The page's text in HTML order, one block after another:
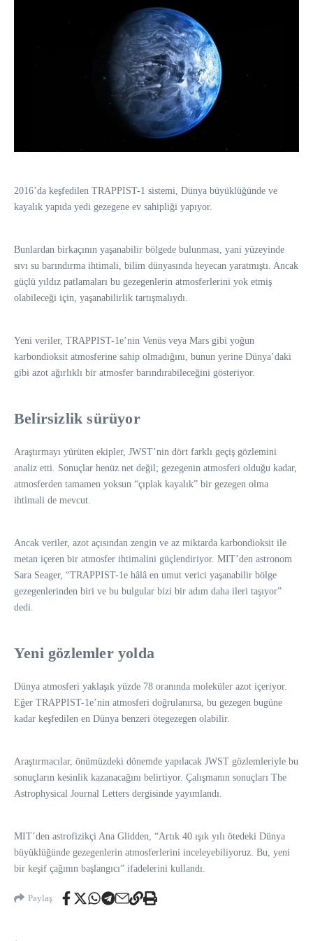
2016’da keşfedilen TRAPPIST-1 sistemi, Dünya büyüklüğünde ve
kayalık yapıda yedi gezegene ev sahipliği yapıyor.
Bunlardan birkaçının yaşanabilir bölgede bulunması, yani yüzeyinde
sıvı su barındırma ihtimali, bilim dünyasında heyecan yaratmıştı. Ancak
güçlü yıldız patlamaları bu gezegenlerin atmosferlerini yok etmiş
olabileceği için, yaşanabilirlik tartışmalıydı.
Yeni veriler, TRAPPIST-1e’nin Venüs veya Mars gibi yoğun
karbondioksit atmosferine sahip olmadığını, bunun yerine Dünya’daki
gibi azot ağırlıklı bir atmosfer barındırabileceğini gösteriyor.
Belirsizlik sürüyor
Araştırmayı yürüten ekipler, JWST’nin dört farklı geçiş gözlemini
analiz etti. Sonuçlar henüz net değil; gezegenin atmosferi olduğu kadar,
atmosferden tamamen yoksun “çıplak kayalık” bir gezegen olma
ihtimali de mevcut.
Ancak veriler, azot açısından zengin ve az miktarda karbondioksit ile
metan içeren bir atmosfer ihtimalini güçlendiriyor. MIT’den astronom
Sara Seager, “TRAPPIST-1e hâlâ en umut verici yaşanabilir bölge
gezegenlerinden biri ve bu bulgular bizi bir adım daha ileri taşıyor”
dedi.
Yeni gözlemler yolda
Dünya atmosferi yaklaşık yüzde 78 oranında moleküler azot içeriyor.
Eğer TRAPPIST-1e’nin atmosferi doğrulanırsa, bu gezegen bugüne
kadar keşfedilen en Dünya benzeri ötegezegen olabilir.
Araştırmacılar, önümüzdeki dönemde yapılacak JWST gözlemleriyle bu
sonuçların kesinlik kazanacağını belirtiyor. Çalışmanın sonuçları The
Astrophysical Journal Letters dergisinde yayımlandı.
MIT’den astrofizikçi Ana Glidden, “Artık 40 ışık yılı ötedeki Dünya
büyüklüğünde gezegenlerin atmosferlerini inceleyebiliyoruz. Bu, yeni
bir keşif çağının başlangıcı” ifadelerini kullandı.
Paylaş